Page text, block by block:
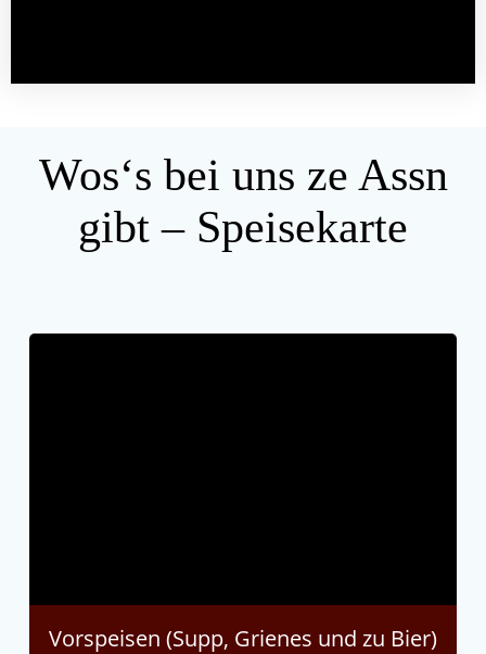
Wos‘s bei uns ze Assn
gibt – Speisekarte
Vorspeisen (Supp, Grienes und zu Bier)